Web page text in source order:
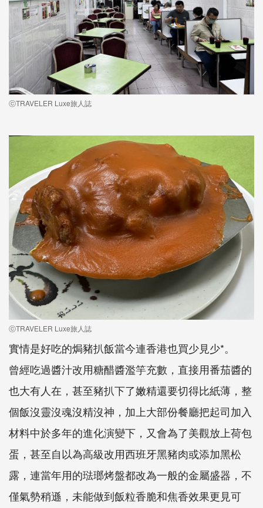
ⓒTRAVELER Luxe旅人誌
ⓒTRAVELER Luxe旅人誌
實情是好吃的焗豬扒飯當今連香港也買少見少*。
曾經吃過醬汁改用糖醋醬濫竽充數，直接用番茄醬的
也大有人在，甚至豬扒下了嫩精還要切得比紙薄，整
個飯沒靈沒魂沒精沒神，加上大部份餐廳把起司加入
材料中於多年的進化演變下，又會為了美觀放上荷包
蛋，甚至自以為高級改用西班牙黑豬肉或添加黑松
露，連當年用的琺瑯烤盤都改為一般的金屬盛器，不
僅氣勢稍遜，未能做到飯粒香脆和焦香效果更見可